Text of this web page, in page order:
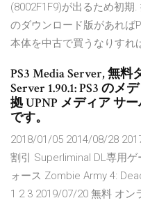
(8002F1F9)が出るため初期
のダウンロード版があれば
本体を中古で買うなりすれ
PS3 Media Server, 無料
Server 1.90.1: PS3 の
拠 UPNP メディア サ
です。
2018/01/05 2014/08/28
割引 Superliminal DL専用
ォース Zombie Army 4:
1 2 3 2019/07/20 無料 オン